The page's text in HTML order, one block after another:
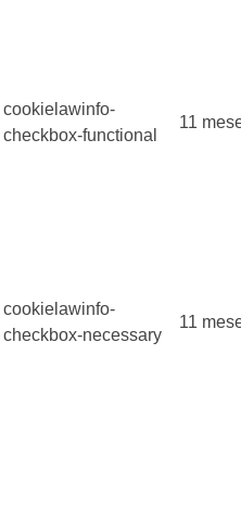
cookielawinfo-
checkbox-functional
11
cookielawinfo-
checkbox-necessary
11